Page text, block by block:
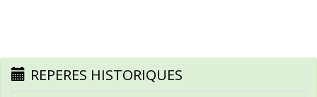
REPERES HISTORIQUES